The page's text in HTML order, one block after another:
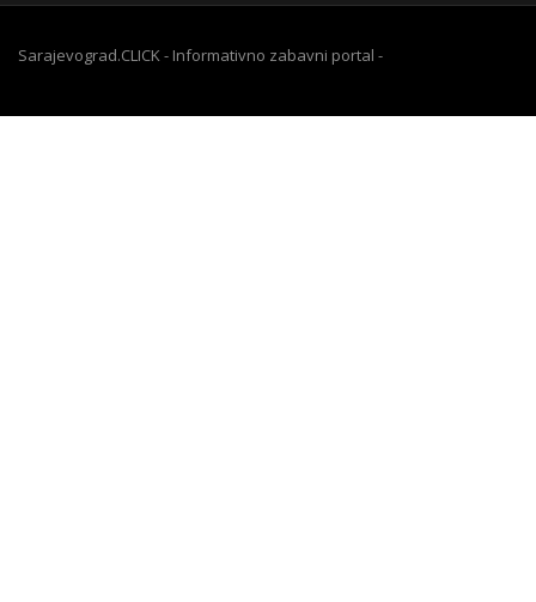
Sarajevograd.CLICK - Informativno zabavni portal -